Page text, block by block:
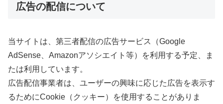
広告の配信について
当サイトは、第三者配信の広告サービス（Google
AdSense、Amazonアソシエイト等）を利用する予定、ま
たは利用しています。
広告配信事業者は、ユーザーの興味に応じた広告を表示す
るためにCookie（クッキー）を使用することがありま